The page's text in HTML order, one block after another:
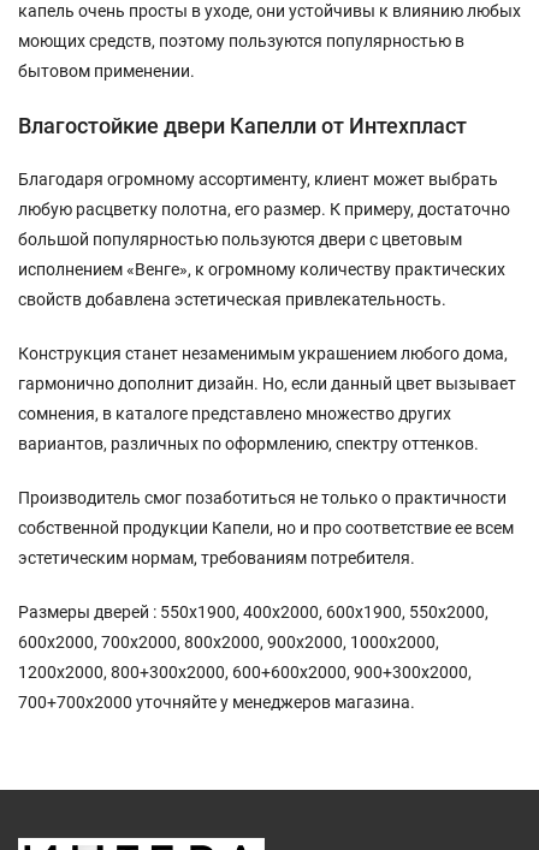
капель очень просты в уходе, они устойчивы к влиянию любых
моющих средств, поэтому пользуются популярностью в
бытовом применении.
Влагостойкие двери Капелли от Интехпласт
Благодаря огромному ассортименту, клиент может выбрать
любую расцветку полотна, его размер. К примеру, достаточно
большой популярностью пользуются двери с цветовым
исполнением «Венге», к огромному количеству практических
свойств добавлена эстетическая привлекательность.
Конструкция станет незаменимым украшением любого дома,
гармонично дополнит дизайн. Но, если данный цвет вызывает
сомнения, в каталоге представлено множество других
вариантов, различных по оформлению, спектру оттенков.
Производитель смог позаботиться не только о практичности
собственной продукции Капели, но и про соответствие ее всем
эстетическим нормам, требованиям потребителя.
Размеры дверей : 550х1900, 400х2000, 600х1900, 550х2000,
600х2000, 700х2000, 800х2000, 900х2000, 1000x2000,
1200x2000, 800+300x2000, 600+600x2000, 900+300x2000,
700+700x2000 уточняйте у менеджеров магазина.